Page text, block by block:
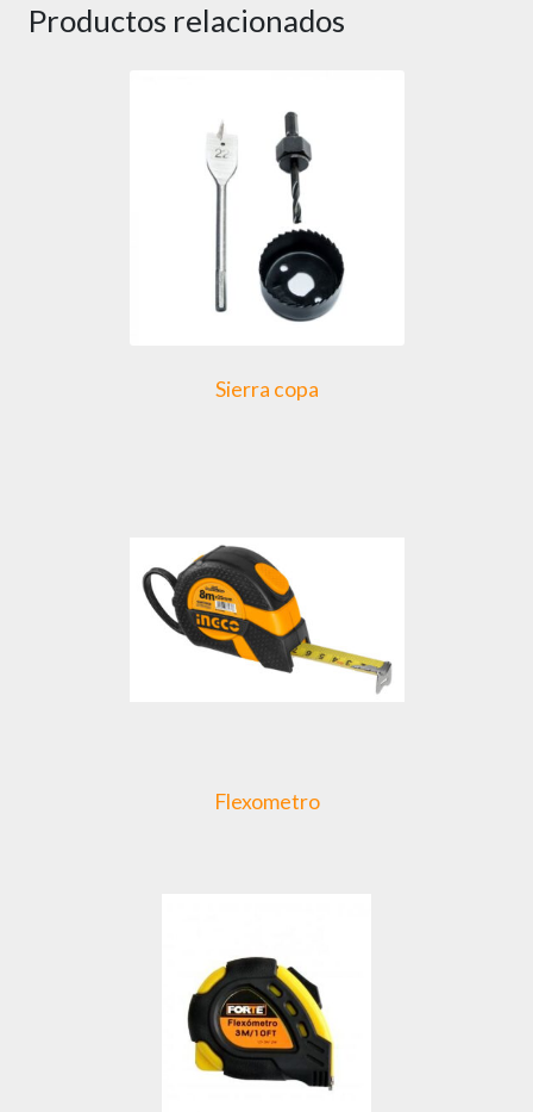
Productos relacionados
Sierra copa
Flexometro